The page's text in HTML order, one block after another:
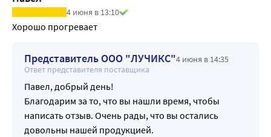
4 июня в 13:10
Хорошо прогревает
Представитель ООО "ЛУЧИКС"4 июня в 14:35
Ответ представителя поставщика
Павел, добрый день!
Благодарим за то, что вы нашли время, чтобы
написать отзыв. Очень рады, что вы остались
довольны нашей продукцией.